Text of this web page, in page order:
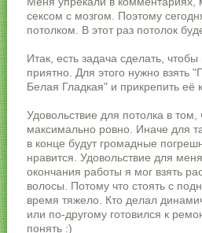
сексом с мозгом. Поэтому
потолком. В этот раз потолок
Итак, есть задача сделать,
приятно. Для этого нужно взять
Белая Гладкая" и прикрепить её
Удовольствие для потолка в
максимально ровно. Иначе для
в конце будут громадные
нравится. Удовольствие для
окончания работы я мог взять
волосы. Потому что стоять с
время тяжело. Кто делал
или по-другому готовился к
понять :)